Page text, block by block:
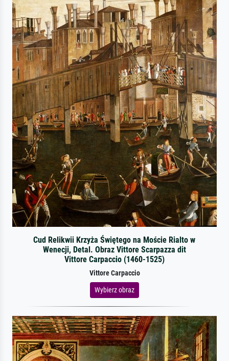
Cud Relikwii Krzyża Świętego na Moście Rialto w
Wenecji, Detal. Obraz Vittore Scarpazza dit
Vittore Carpaccio (1460-1525)
Vittore Carpaccio
Wybierz obraz